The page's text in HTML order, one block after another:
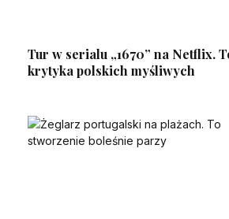
Tur w serialu „1670” na Netflix.
krytyka polskich myśliwych